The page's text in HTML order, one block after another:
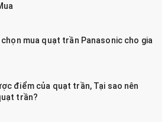
chọn mua quạt trần Panasonic cho gia
điểm của quạt trần, Tại sao nên
trần?